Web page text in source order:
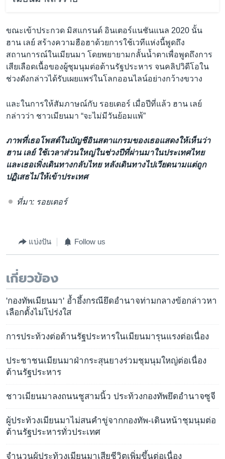
ขณะเข้าประกวด มิสแกรนด์ อินเตอร์แนชันแนล 2020 นั้น
ฮาน เลย์ สร้างความฮือฮาด้วยการใช้เวทีแห่งนี้พูดถึง
สถานการณ์ในเมียนมา โดยพยายามกลั้นน้ำตาเพื่อพูดถึงการ
เสียเลือดเนื้อของผู้ชุมนุมต่อต้านรัฐประหาร จนคลิปวิดีโอใน
ช่วงดังกล่าวได้รับเผยแพร่ในโลกออนไลน์อย่างกว้างขวาง
และในการให้สัมภาษณ์กับ รอยเตอร์ เมื่อปีที่แล้ว ฮาน เลย์
กล่าวว่า ชาวเมียนมา “จะไม่มีวันย้อมแพ้”
ภาพที่เธอโพสต์ในบัญชีอินสตาแกรมของเธอแสดงให้เห็นว่า
ฮาน เลย์ ใช้เวลาส่วนใหญ่ในช่วงปีที่ผ่านมาในประเทศไทย
และเธอเพิ่งเดินทางกลับไทย หลังเดินทางไปเวียดนามแต่ถูก
ปฏิเสธไม่ให้เข้าประเทศ
ที่มา: รอยเตอร์
แบ่งปัน Follow us
เกี่ยวข้อง
'กองทัพเมียนมา' อ้ำอึ้งกรณียึดอำนาจท่ามกลางข้อกล่าวหา
เลือกตั้งไม่โปร่งใส
การประท้วงต่อต้านรัฐประหารในเมียนมารุนแรงต่อเนื่อง
ประชาชนเมียนมาฝ่ากระสุนยางร่วมชุมนุมใหญ่ต่อเนื่อง
ต้านรัฐประหาร
ชาวเมียนมาลงถนนชูสามนิ้ว ประท้วงกองทัพยึดอำนาจซูจี
ผู้ประท้วงเมียนมาไม่สนคำขู่จากกองทัพ-เดินหน้าชุมนุมต่อ
ต้านรัฐประหารทั่วประเทศ
จำนวนผู้ประท้วงเมียนมาเสียชีวิตเพิ่มขึ้นต่อเนื่อง